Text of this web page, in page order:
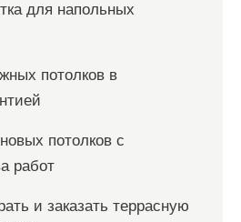
для напольных
потолков в
потолков с
работ
и заказать террасную